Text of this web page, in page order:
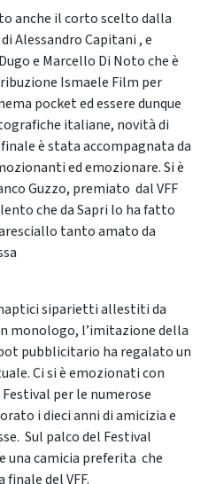
anche il corto scelto dalla
Alessandro Capitani , e
e Marcello Di Noto che è
Ismaele Film per
pocket ed essere dunque
italiane, novità di
è stata accompagnata da
ed emozionare. Si è
Guzzo, premiato dal VFF
che da Sapri lo ha fatto
tanto amato da
siparietti allestiti da
monologo, l’imitazione della
pubblicitario ha regalato un
Ci si è emozionati con
per le numerose
i dieci anni di amicizia e
Sul palco del Festival
una camicia preferita che
del VFF.